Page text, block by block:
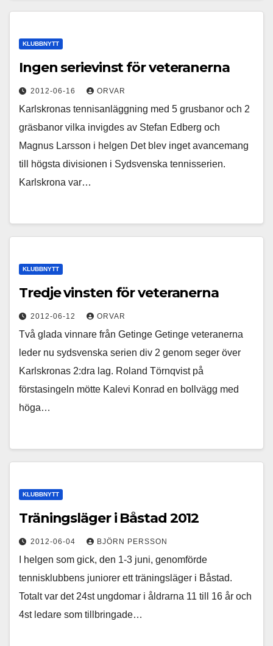
KLUBBNYTT
Ingen serievinst för veteranerna
2012-06-16 ORVAR
Karlskronas tennisanläggning med 5 grusbanor och 2
gräsbanor vilka invigdes av Stefan Edberg och
Magnus Larsson i helgen Det blev inget avancemang
till högsta divisionen i Sydsvenska tennisserien.
Karlskrona var…
KLUBBNYTT
Tredje vinsten för veteranerna
2012-06-12 ORVAR
Två glada vinnare från Getinge Getinge veteranerna
leder nu sydsvenska serien div 2 genom seger över
Karlskronas 2:dra lag. Roland Törnqvist på
förstasingeln mötte Kalevi Konrad en bollvägg med
höga…
KLUBBNYTT
Träningsläger i Båstad 2012
2012-06-04 BJÖRN PERSSON
I helgen som gick, den 1-3 juni, genomförde
tennisklubbens juniorer ett träningsläger i Båstad.
Totalt var det 24st ungdomar i åldrarna 11 till 16 år och
4st ledare som tillbringade…